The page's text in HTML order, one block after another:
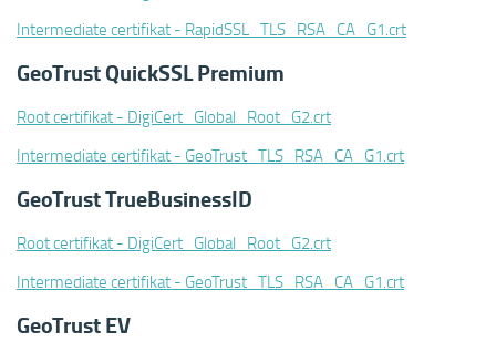
Intermediate certifikat - RapidSSL_TLS_RSA_CA_G1.crt
GeoTrust QuickSSL Premium
Root certifikat - DigiCert_Global_Root_G2.crt
Intermediate certifikat - GeoTrust_TLS_RSA_CA_G1.crt
GeoTrust TrueBusinessID
Root certifikat - DigiCert_Global_Root_G2.crt
Intermediate certifikat - GeoTrust_TLS_RSA_CA_G1.crt
GeoTrust EV